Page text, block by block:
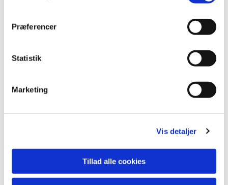
Præferencer
Statistik
Marketing
Vis detaljer
Tillad alle cookies